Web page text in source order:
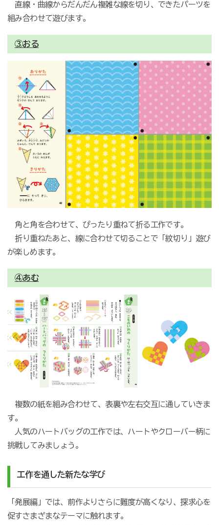
直線・曲線からだんだん複雑な線を切り、できたパーツを
組み合わせて遊びます。
③おる
角と角を合わせて、ぴったり重ねて折る工作です。
折り重ねたあと、線に合わせて切ることで「紋切り」遊び
が楽しめます。
④あむ
複数の紙を組み合わせて、表裏や左右交互に通していきま
す。
人気のハートバッグの工作では、ハートやクローバー柄に
挑戦してみましょう。
工作を通した新たな学び
「発展編」では、前作よりさらに難度が高くなり、探求心を
促すさまざまなテーマに触れます。